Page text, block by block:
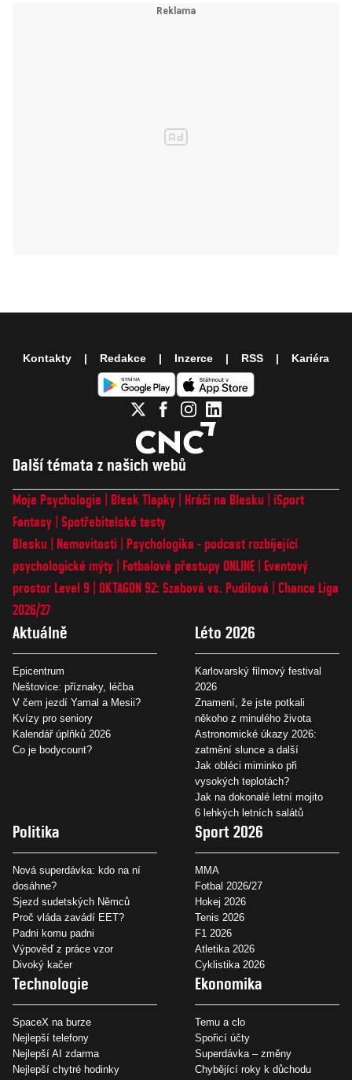
Další témata z našich webů
Moje Psychologie Blesk Tlapky Hráči na Blesku
iSport
Fantasy Spotřebitelské testy
Blesku
Nemovitosti
Psychologika - podcast rozbíjející
psychologické mýty
Fotbalové přestupy ONLINE
Eventový
prostor Level 9 OKTAGON 92: Szabová vs. Pudilová
Chance Liga
2026/27
Aktuálně
Epicentrum
Neštovice: příznaky, léčba
V čem jezdí Yamal a Mesii?
Kvízy pro seniory
Kalendář úplňků 2026
Co je bodycount?
Léto 2026
Karlovarský filmový festival
2026
Znamení, že jste potkali
někoho z minulého života
Astronomické úkazy 2026:
zatmění slunce a další
Jak obléci miminko při
vysokých teplotách?
Jak na dokonalé letní mojito
6 lehkých letních salátů
Politika
Nová superdávka: kdo na ní
dosáhne?
Sjezd sudetských Němců
Proč vláda zavádí EET?
Padni komu padni
Výpověď z práce vzor
Divoký kačer
Sport 2026
MMA
Fotbal 2026/27
Hokej 2026
Tenis 2026
F1 2026
Atletika 2026
Cyklistika 2026
Technologie
SpaceX na burze
Nejlepší telefony
Nejlepší AI zdarma
Nejlepší chytré hodinky
Ekonomika
Temu a clo
Spořicí účty
Superdávka – změny
Chybějící roky k důchodu
Kontakty Redakce Inzerce RSS Kariéra